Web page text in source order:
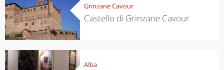
Grinzane Cavour
Castello di Grinzane Cavour
Alba